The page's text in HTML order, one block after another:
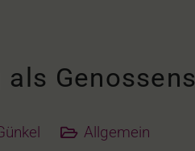
als
Allgemein